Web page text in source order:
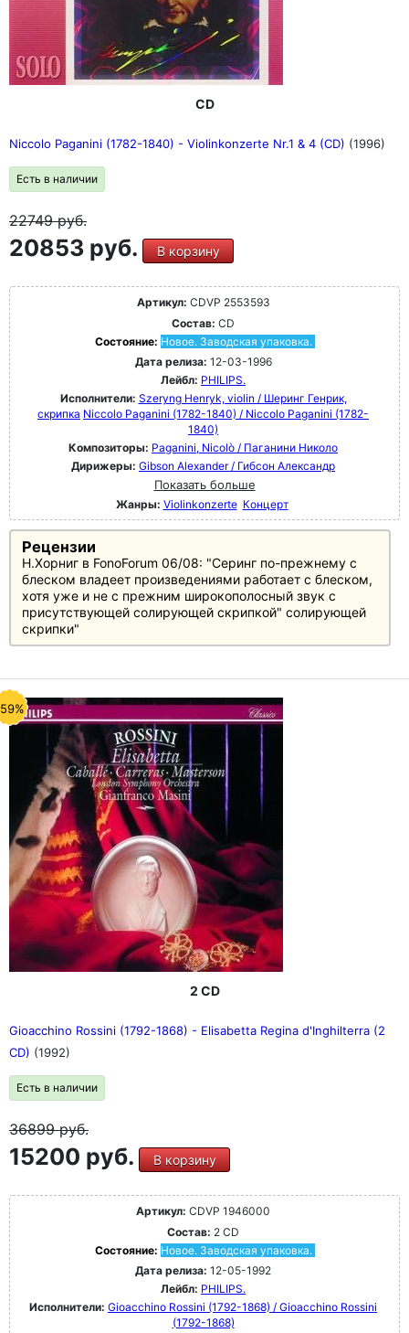
CD
Niccolo Paganini (1782-1840) - Violinkonzerte Nr.1 & 4 (CD) (1996)
Есть в наличии
22749руб.
20853 руб. В корзину
Артикул: CDVP 2553593
Состав: CD
Состояние: Новое. Заводская упаковка.
Дата релиза: 12-03-1996
Лейбл: PHILIPS.
Исполнители: Szeryng Henryk, violin / Шеринг Генрик,
скрипка Niccolo Paganini (1782-1840) / Niccolo Paganini (1782-
1840)
Композиторы: Paganini, Nicolò / Паганини Николо
Дирижеры: Gibson Alexander / Гибсон Александр
Показать больше
Жанры: Violinkonzerte Концерт
Рецензии
Н.Хорниг в FonoForum 06/08: "Серинг по-прежнему с
блеском владеет произведениями работает с блеском,
хотя уже и не с прежним широкополосный звук с
присутствующей солирующей скрипкой" солирующей
скрипки"
2 CD
Gioacchino Rossini (1792-1868) - Elisabetta Regina d'Inghilterra (2
CD) (1992)
Есть в наличии
36899руб.
15200 руб. В корзину
Артикул: CDVP 1946000
Состав: 2 CD
Состояние: Новое. Заводская упаковка.
Дата релиза: 12-05-1992
Лейбл: PHILIPS.
Исполнители: Gioacchino Rossini (1792-1868) / Gioacchino Rossini
(1792-1868)